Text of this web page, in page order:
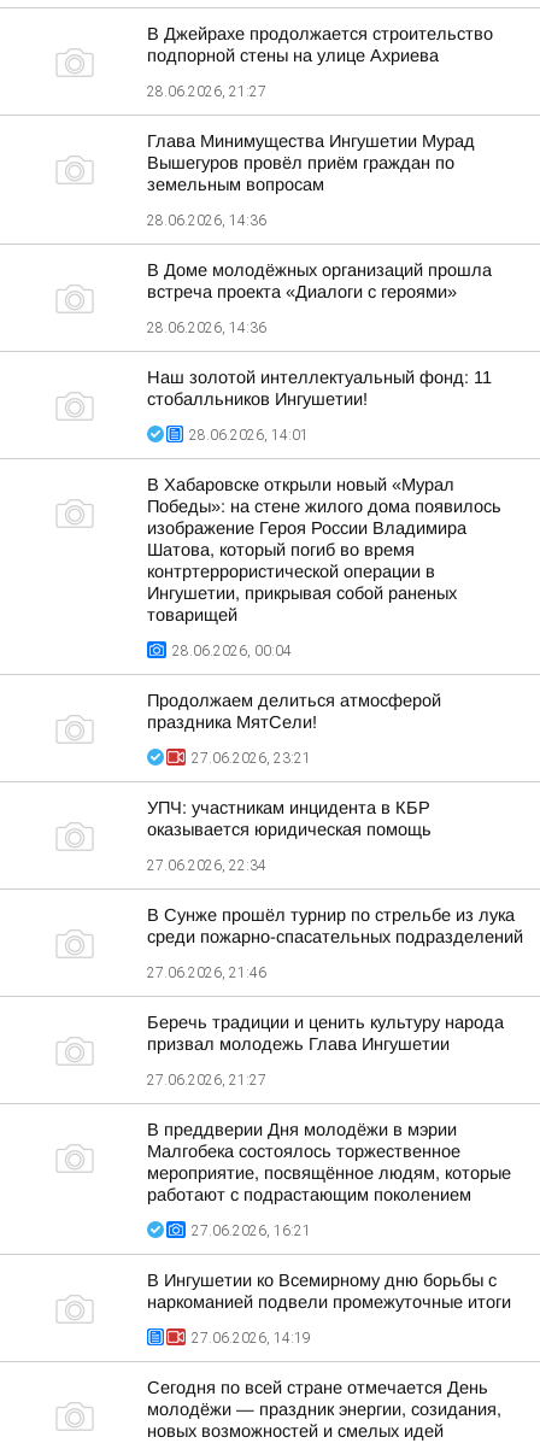
В Джейрахе продолжается строительство
подпорной стены на улице Ахриева
28.06.2026, 21:27
Глава Минимущества Ингушетии Мурад
Вышегуров провёл приём граждан по
земельным вопросам
28.06.2026, 14:36
В Доме молодёжных организаций прошла
встреча проекта «Диалоги с героями»
28.06.2026, 14:36
Наш золотой интеллектуальный фонд: 11
стобалльников Ингушетии!
28.06.2026, 14:01
В Хабаровске открыли новый «Мурал
Победы»: на стене жилого дома появилось
изображение Героя России Владимира
Шатова, который погиб во время
контртеррористической операции в
Ингушетии, прикрывая собой раненых
товарищей
28.06.2026, 00:04
Продолжаем делиться атмосферой
праздника МятСели!
27.06.2026, 23:21
УПЧ: участникам инцидента в КБР
оказывается юридическая помощь
27.06.2026, 22:34
В Сунже прошёл турнир по стрельбе из лука
среди пожарно-спасательных подразделений
27.06.2026, 21:46
Беречь традиции и ценить культуру народа
призвал молодежь Глава Ингушетии
27.06.2026, 21:27
В преддверии Дня молодёжи в мэрии
Малгобека состоялось торжественное
мероприятие, посвящённое людям, которые
работают с подрастающим поколением
27.06.2026, 16:21
В Ингушетии ко Всемирному дню борьбы с
наркоманией подвели промежуточные итоги
27.06.2026, 14:19
Сегодня по всей стране отмечается День
молодёжи — праздник энергии, созидания,
новых возможностей и смелых идей